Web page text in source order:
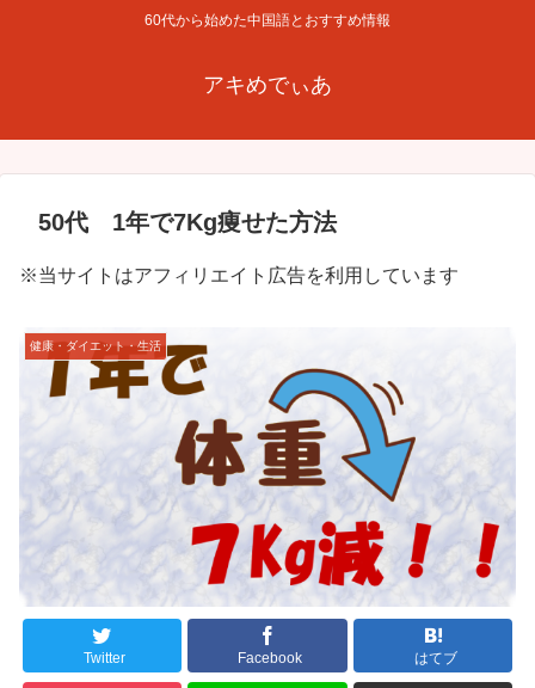
60代から始めた中国語とおすすめ情報
アキめでぃあ
50代 1年で7Kg痩せた方法
※当サイトはアフィリエイト広告を利用しています
健康・ダイエット・生活
Twitter Facebook はてブ